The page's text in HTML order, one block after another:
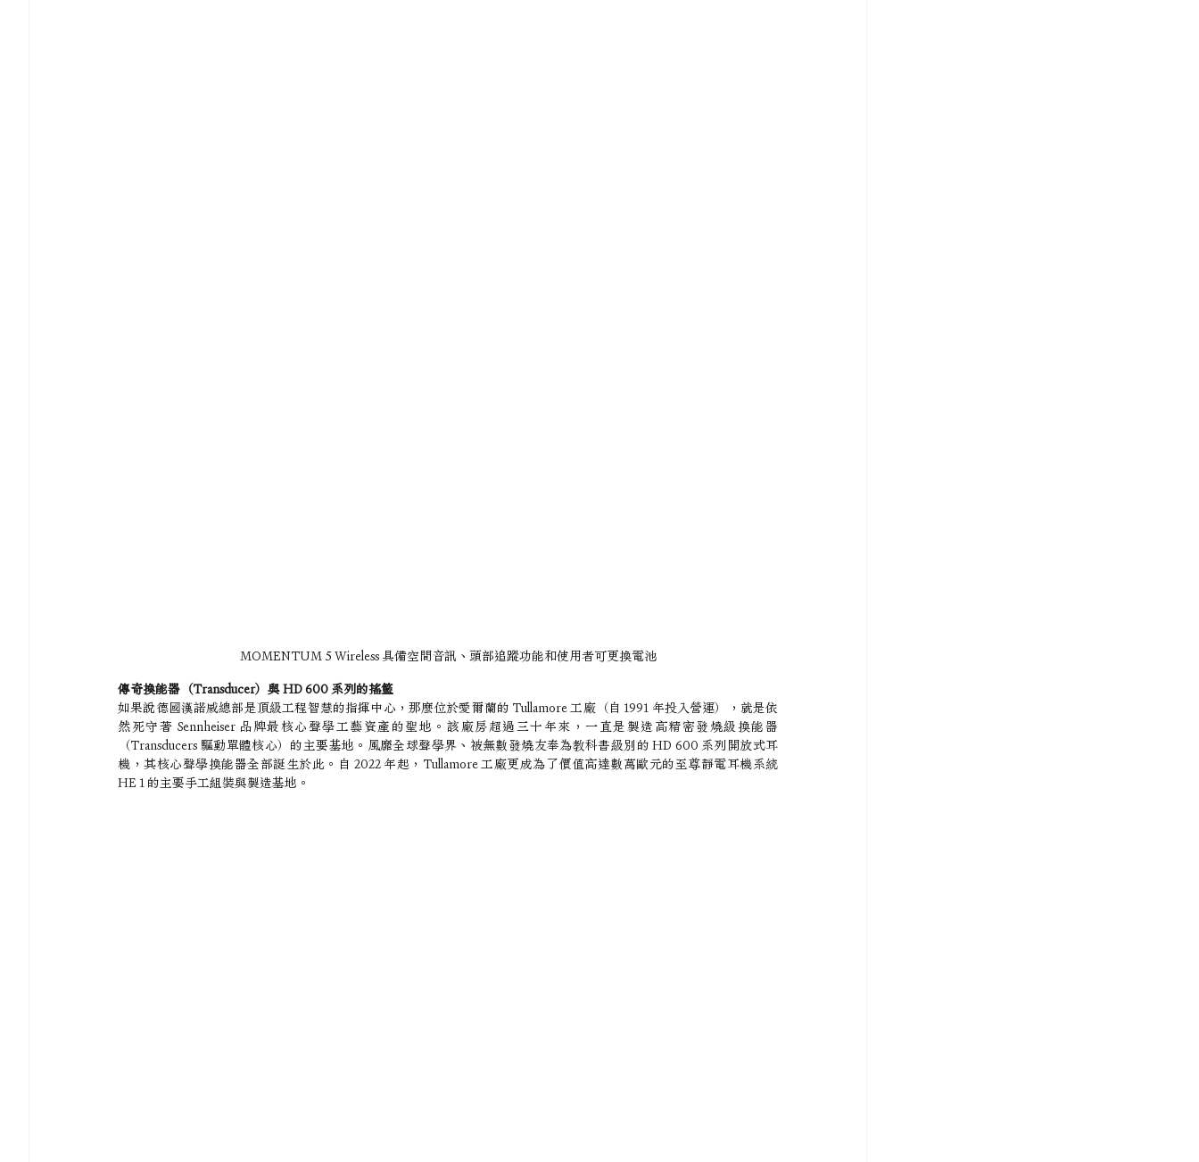
MOMENTUM 5 Wireless 具備空間音訊、頭部追蹤功能和使用者可更換電池
傳奇換能器（Transducer）與 HD 600 系列的搖籃
如果說德國漢諾威總部是頂級工程智慧的指揮中心，那麼位於愛爾蘭的 Tullamore 工廠（自 1991 年投入營運），就是依
然死守著 Sennheiser 品牌最核心聲學工藝資產的聖地。該廠房超過三十年來，一直是製造高精密發燒級換能器
（Transducers 驅動單體核心）的主要基地。風靡全球聲學界、被無數發燒友奉為教科書級別的 HD 600 系列開放式耳
機，其核心聲學換能器全部誕生於此。自 2022 年起，Tullamore 工廠更成為了價值高達數萬歐元的至尊靜電耳機系統
HE 1 的主要手工組裝與製造基地。